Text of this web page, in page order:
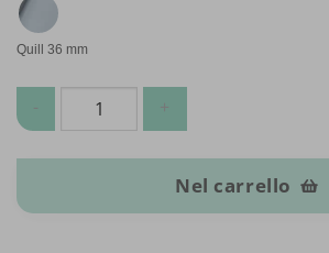
Quill 36 mm
Borse e cinture Accessori quantità
Nel carrello